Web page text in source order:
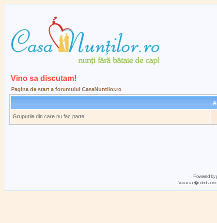
Vino sa discutam!
Pagina de start a forumului CasaNuntilor.ro
Grupurile din care nu fac parte
Powered by
Varianta �n limba